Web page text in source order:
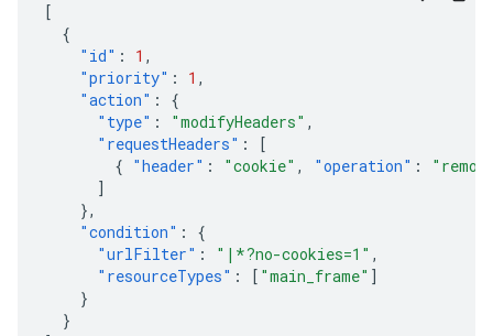
[
{
"id" : 1 ,
"priority" : 1 ,
"action" :
{
"type" : "modifyHeaders" ,
"requestHeaders" :
[
{ "header" : "cookie" , "operation" :
]
},
"condition" :
{
"urlFilter" : "|*?no-cookies=1" ,
"resourceTypes" : [ "main_frame" ]
}
}